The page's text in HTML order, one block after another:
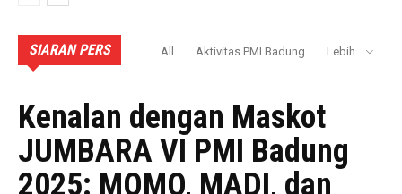
SIARAN PERS All Aktivitas PMI Badung
Lebih
AKTIVITAS PMI BADUNG
Kenalan dengan Maskot
JUMBARA VI PMI Badung
2025: MOMO, MADI, dan